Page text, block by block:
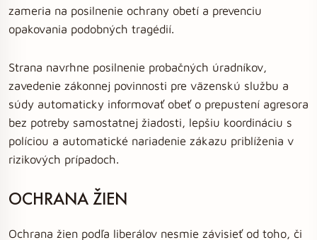
zameria na posilnenie ochrany obetí a prevenciu
opakovania podobných tragédií.
Strana navrhne posilnenie probačných úradníkov,
zavedenie zákonnej povinnosti pre väzenskú službu a
súdy automaticky informovať obeť o prepustení agresora
bez potreby samostatnej žiadosti, lepšiu koordináciu s
políciou a automatické nariadenie zákazu priblíženia v
rizikových prípadoch.
OCHRANA ŽIEN
Ochrana žien podľa liberálov nesmie závisieť od toho, či